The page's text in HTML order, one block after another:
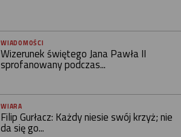
WIADOMOŚCI
Wizerunek świętego Jana Pawła II
sprofanowany podczas...
WIARA
Filip Gurłacz: Każdy niesie swój krzyż; nie
da się go...